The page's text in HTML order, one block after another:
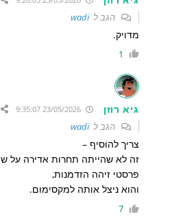
הגב לwadi
מדויק.
1
גיא רוזן 23/05/2026 9:35:07
הגב לwadi
צריך להוסיף –
זה לא שהייתה תחרות אדירה על
פרסטי זיהה הזדמנות,
והוא ניצל אותה למקסימום.
7